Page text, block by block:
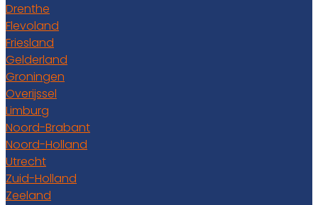
Drenthe
Flevoland
Friesland
Gelderland
Groningen
Overijssel
Limburg
Noord-Brabant
Noord-Holland
Utrecht
Zuid-Holland
Zeeland